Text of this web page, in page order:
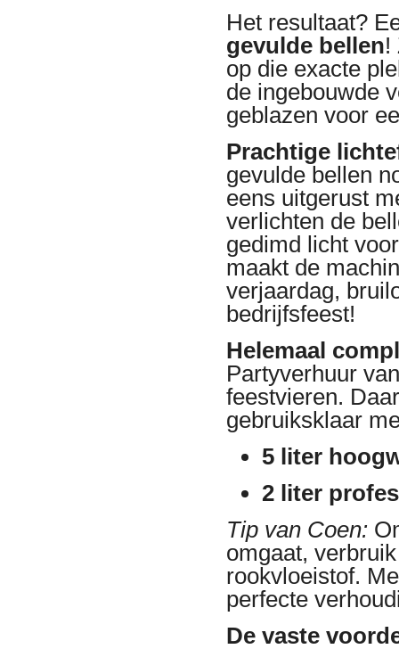
Het resultaat?
gevulde bellen!
op die exacte
de ingebouwde
geblazen voor
Prachtige
gevulde bellen
eens uitgerust
verlichten de
gedimd licht
maakt de
verjaardag,
bedrijfsfeest!
Helemaal
Partyverhuur
feestvieren.
gebruiksklaar
5 liter
2 liter
Tip van Coen:
omgaat,
rookvloeistof.
perfecte
De vaste